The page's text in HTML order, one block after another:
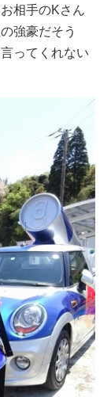
相手のKさん
強豪だそう
ってくれない